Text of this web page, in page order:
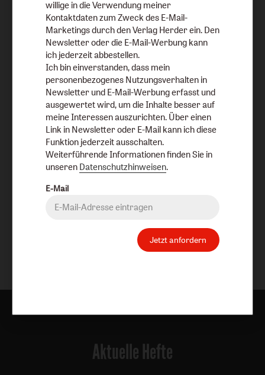
Heft 6/2003
Inhaltsübersicht anzeigen
Aktuelle Hefte
willige in die Verwendung meiner
Kontaktdaten zum Zweck des E-Mail-
Marketings durch den Verlag Herder ein. Den
Newsletter oder die E-Mail-Werbung kann
ich jederzeit abbestellen.
Ich bin einverstanden, dass mein
personenbezogenes Nutzungsverhalten in
Newsletter und E-Mail-Werbung erfasst und
ausgewertet wird, um die Inhalte besser auf
meine Interessen auszurichten. Über einen
Link in Newsletter oder E-Mail kann ich diese
Funktion jederzeit ausschalten.
Weiterführende Informationen finden Sie in
unseren Datenschutzhinweisen.
E-Mail
Jetzt anfordern